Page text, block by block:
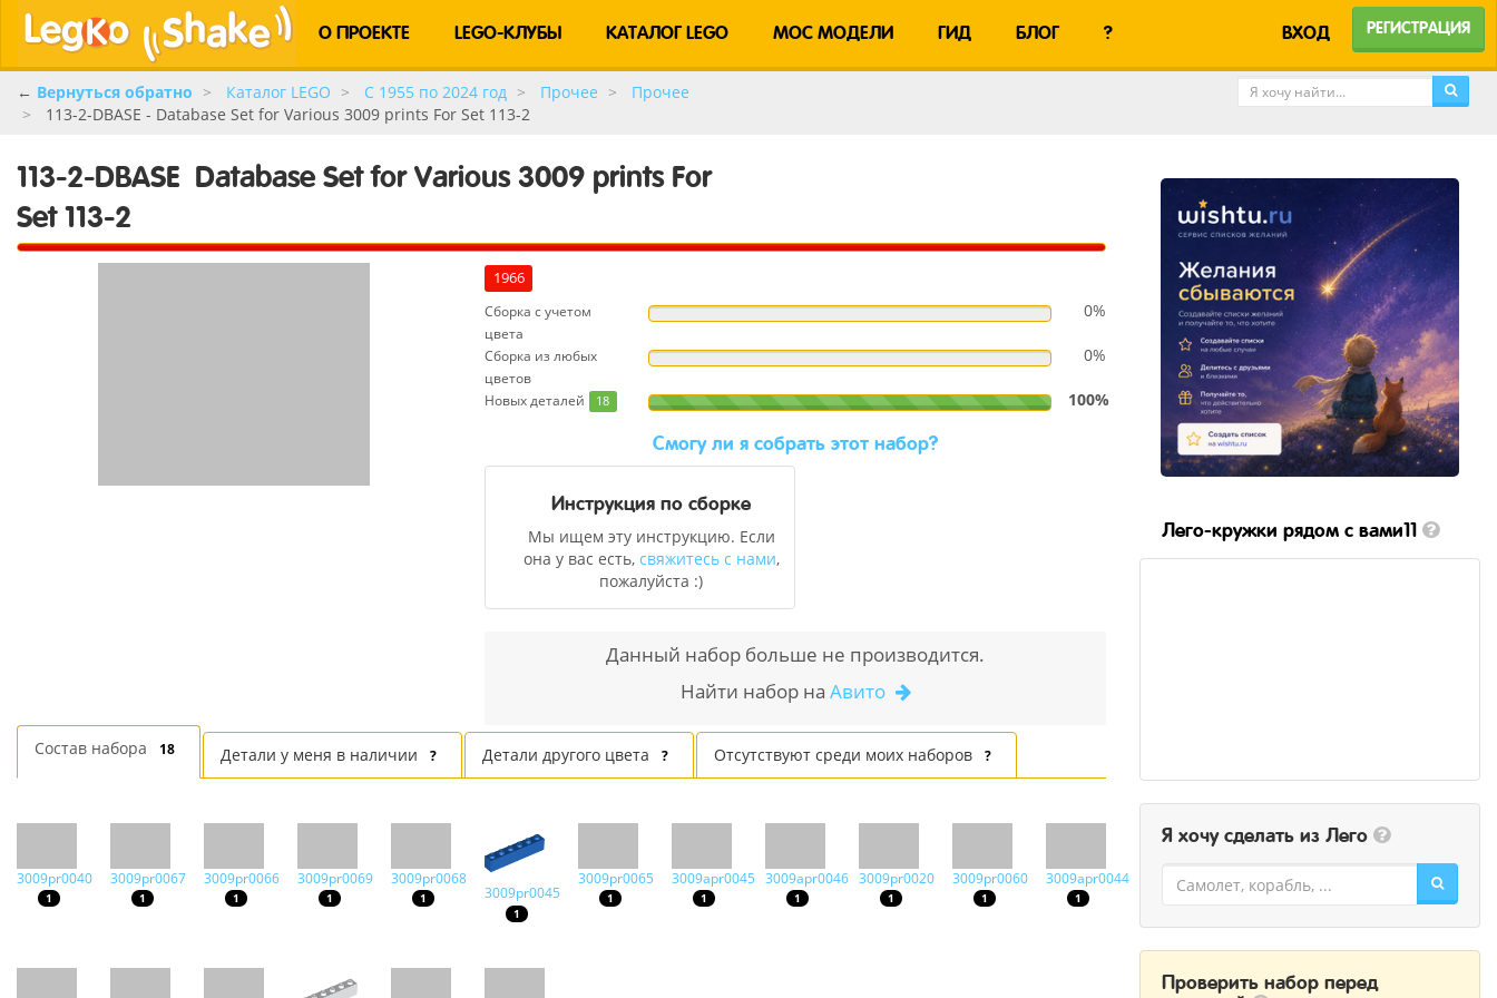
О ПРОЕКТЕ LEGO-КЛУБЫ КАТАЛОГ LEGO MOC МОДЕЛИ ГИД БЛОГ ? ВХОД РЕГИСТРАЦИЯ
← Вернуться обратно Каталог LEGO C 1955 по 2024 год Прочее
Прочее
113-2-DBASE - Database Set for Various 3009 prints For Set 113-2
113-2-DBASE Database Set for Various 3009 prints For
Set 113-2
1966
Сборка с учетом
цвета
0%
Сборка из любых
цветов
0%
Новых деталей 18 100%
Cмогу ли я собрать этот набор?
Инструкция по сборке
Мы ищем эту инструкцию. Если
она у вас есть, свяжитесь с нами,
пожалуйста :)
Данный набор больше не производится.
Найти набор на Авито
Состав набора 18 Детали у меня в наличии ? Детали другого цвета ? Отсутствуют среди моих наборов ?
3009pr0040
1
3009pr0067
1
3009pr0066
1
3009pr0069
1
3009pr0068
1 3009pr0045
1
3009pr0065
1
3009apr0045
1
3009apr0046
1
3009pr0020
1
3009pr0060
1
3009apr0044
1
Лего-кружки рядом с вами11
Я хочу сделать из Лего
Проверить набор перед